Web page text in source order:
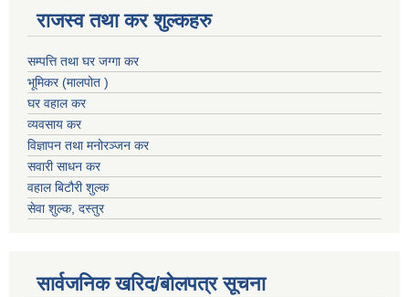
राजस्व तथा कर शुल्कहरु
सम्पत्ति तथा घर जग्गा कर
भूमिकर (मालपोत )
घर वहाल कर
व्यवसाय कर
विज्ञापन तथा मनोरञ्जन कर
सवारी साधन कर
वहाल बिटौरी शुल्क
सेवा शुल्क, दस्तुर
सार्वजनिक खरिद/बोलपत्र सूचना